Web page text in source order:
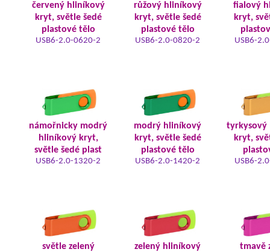
červený hliníkový
kryt, světle šedé
plastové tělo
USB6-2.0-0620-2
růžový hliníkový
kryt, světle šedé
plastové tělo
USB6-2.0-0820-2
fialový
kryt,
USB6-
námořnicky modrý
hliníkový kryt,
světle šedé plast
USB6-2.0-1320-2
modrý hliníkový
kryt, světle šedé
plastové tělo
USB6-2.0-1420-2
tyrkysový
kryt,
USB6-
světle zelený
zelený hliníkový
tmavě